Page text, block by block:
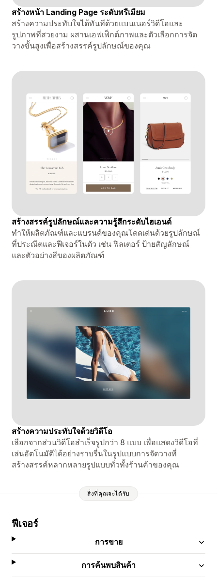
สร้างหน้า Landing Page ระดับพรีเมียม
สร้างความประทับใจได้ทันทีด้วยแบนเนอร์วิดีโอและ
รูปภาพที่สวยงาม ผสานเอฟเฟ็กต์ภาพและตัวเลือกการจัด
วางขั้นสูงเพื่อสร้างสรรค์รูปลักษณ์ของคุณ
สร้างสรรค์รูปลักษณ์และความรู้สึกระดับไฮเอนด์
ทำให้ผลิตภัณฑ์และแบรนด์ของคุณโดดเด่นด้วยรูปลักษณ์
ที่ประณีตและฟีเจอร์ในตัว เช่น ฟิลเตอร์ ป้ายสัญลักษณ์
และตัวอย่างสีของผลิตภัณฑ์
สร้างความประทับใจด้วยวิดีโอ
เลือกจากส่วนวิดีโอสำเร็จรูปกว่า 8 แบบ เพื่อแสดงวิดีโอที่
เล่นอัตโนมัติได้อย่างราบรื่นในรูปแบบการจัดวางที่
สร้างสรรค์หลากหลายรูปแบบทั่วทั้งร้านค้าของคุณ
สิ่งที่คุณจะได้รับ
ฟีเจอร์
การขาย
การค้นพบสินค้า